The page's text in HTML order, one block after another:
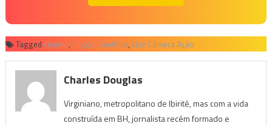
Tagged cinema, Ficção Científica, Luiz Câmera Ação
Charles Douglas
Virginiano, metropolitano de Ibirité, mas com a vida
construída em BH, jornalista recém formado e